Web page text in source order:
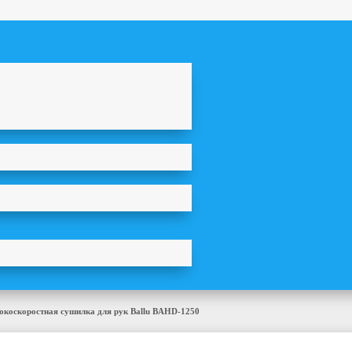
сушилка для рук Ballu BAHD-1250